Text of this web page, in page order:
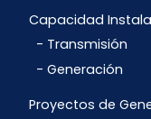
Capacidad
Transmisión
Generación
Proyectos de